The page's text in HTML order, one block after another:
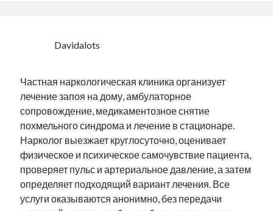
Davidalots
Частная наркологическая клиника организует
лечение запоя на дому, амбулаторное
сопровождение, медикаментозное снятие
похмельного синдрома и лечение в стационаре.
Нарколог выезжает круглосуточно, оценивает
физическое и психическое самочувствие пациента,
проверяет пульс и артериальное давление, а затем
определяет подходящий вариант лечения. Все
услуги оказываются анонимно, без передачи